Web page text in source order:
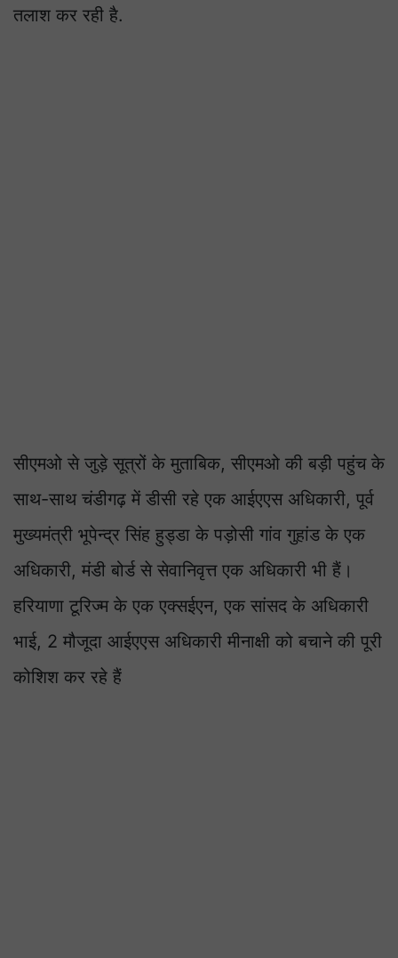
तलाश कर रही है.
सीएमओ से जुड़े सूत्रों के मुताबिक, सीएमओ की बड़ी पहुंच के
साथ-साथ चंडीगढ़ में डीसी रहे एक आईएएस अधिकारी, पूर्व
मुख्यमंत्री भूपेन्द्र सिंह हुड्डा के पड़ोसी गांव गुहांड के एक
अधिकारी, मंडी बोर्ड से सेवानिवृत्त एक अधिकारी भी हैं।
हरियाणा टूरिज्म के एक एक्सईएन, एक सांसद के अधिकारी
भाई, 2 मौजूदा आईएएस अधिकारी मीनाक्षी को बचाने की पूरी
कोशिश कर रहे हैं